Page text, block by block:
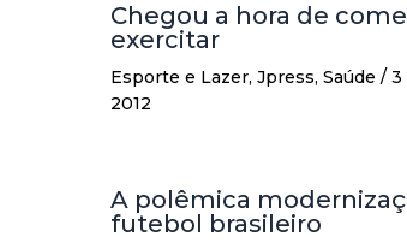
Chegou a hora de
exercitar
Esporte e Lazer, Jpress, Saúde / 3
2012
A polêmica
futebol brasileiro